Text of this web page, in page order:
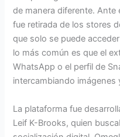
de manera diferente. Ante
fue retirada de los stores
que solo se puede
lo más común es que el
WhatsApp o el perfil de
intercambiando
La plataforma fue
Leif K-Brooks, quien